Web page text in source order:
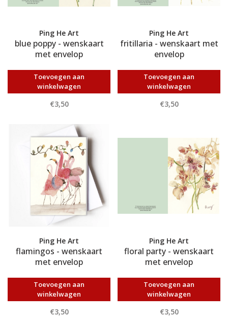
Ping He Art
blue poppy - wenskaart
met envelop
Toevoegen aan
winkelwagen
€3,50
Ping He Art
fritillaria - wenskaart met
envelop
Toevoegen aan
winkelwagen
€3,50
Ping He Art
flamingos - wenskaart
met envelop
Toevoegen aan
winkelwagen
€3,50
Ping He Art
floral party - wenskaart
met envelop
Toevoegen aan
winkelwagen
€3,50